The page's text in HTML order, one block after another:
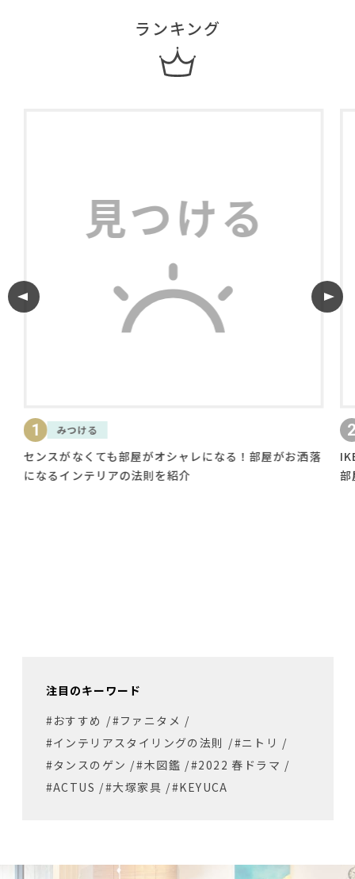
ランキング
ける
くても部屋がオシャレになる！部屋がお洒落
テリアの法則を紹介
IKEAやニトリ
部屋をおしゃ
注目のキーワード
#おすすめ /#ファニタメ /
#インテリアスタイリングの法則 /#ニトリ /
#タンスのゲン /#木図鑑 /#2022 春ドラマ /
#ACTUS /#大塚家具 /#KEYUCA